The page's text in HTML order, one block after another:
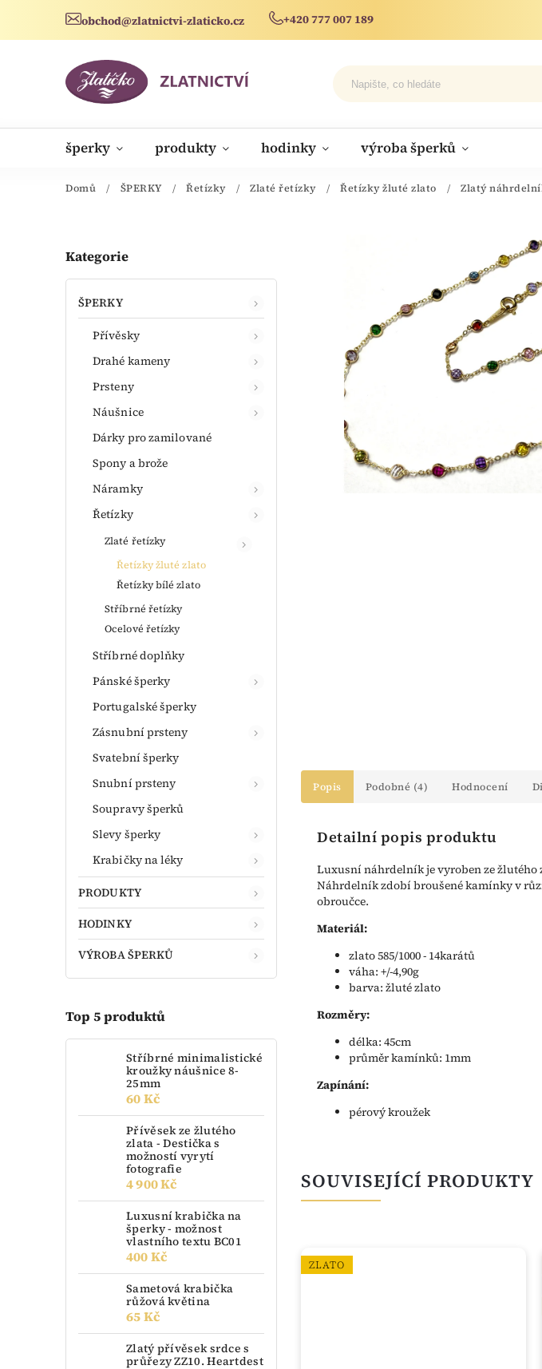
obchod@zlatnictvi-zlaticko.cz +420 777 007 189
šperky produkty hodinky výroba šperků
novinky
Domů / ŠPERKY / Řetízky / Zlaté řetízky / Řetízky žluté zlato / Zlatý
Kategorie
ŠPERKY
Přívěsky
Drahé kameny
Prsteny
Náušnice
Dárky pro zamilované
Spony a brože
Náramky
Řetízky
Zlaté řetízky
Řetízky žluté zlato
Řetízky bílé zlato
Stříbrné řetízky
Ocelové řetízky
Stříbrné doplňky
Pánské šperky
Portugalské šperky
Zásnubní prsteny
Svatební šperky
Snubní prsteny
Soupravy šperků
Slevy šperky
Krabičky na léky
PRODUKTY
HODINKY
VÝROBA ŠPERKŮ
Top 5 produktů
Stříbrné minimalistické
kroužky náušnice 8-
25mm
60 Kč
Přívěsek ze žlutého
zlata - Destička s
možností vyrytí
fotografie
4 900 Kč
Luxusní krabička na
šperky - možnost
vlastního textu BC01
400 Kč
Sametová krabička
růžová květina
65 Kč
Zlatý přívěsek srdce s
průřezy ZZ10. Heartdest
Popis Podobné (4) Hodnocení
Detailní popis produktu
Luxusní náhrdelník je vyroben ze žlutého
Náhrdelník zdobí broušené kamínky v
obroučce.
Materiál:
zlato 585/1000 - 14karátů
váha: +/-4,90g
barva: žluté zlato
Rozměry:
délka: 45cm
průměr kamínků: 1mm
Zapínání:
pérový kroužek
SOUVISEJÍCÍ PRODUKTY
ZLATO